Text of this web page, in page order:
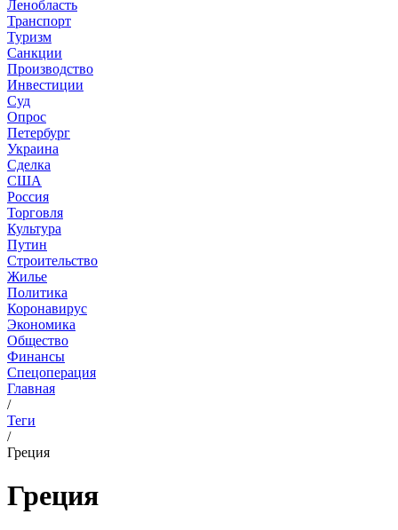
Ленобласть
Транспорт
Туризм
Санкции
Производство
Инвестиции
Суд
Опрос
Петербург
Украина
Сделка
США
Россия
Торговля
Культура
Путин
Строительство
Жилье
Политика
Коронавирус
Экономика
Общество
Финансы
Спецоперация
Главная
/
Теги
/
Греция
Греция